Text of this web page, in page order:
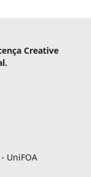
Creative
UniFOA